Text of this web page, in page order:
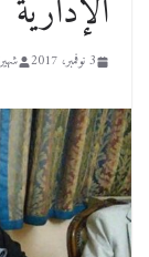
الإدارية
3 نوفمبر، 2017